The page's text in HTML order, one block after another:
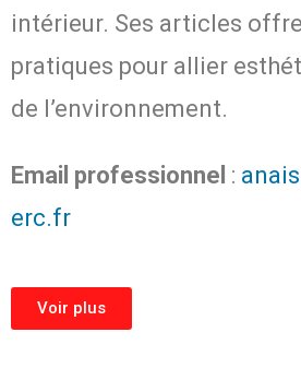
intérieur. Ses articles
pratiques pour allier
de l’environnement.
Email professionnel :
erc.fr
Voir plus